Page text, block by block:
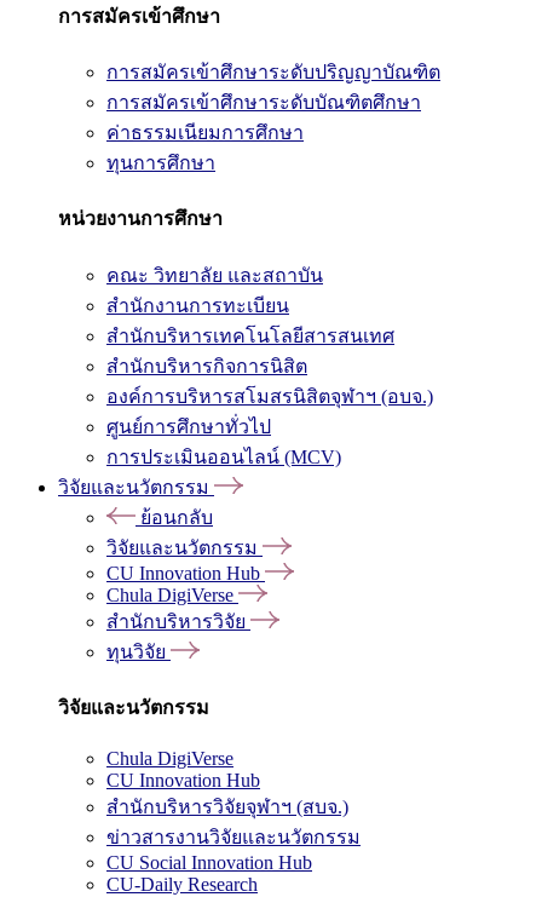
การสมัครเข้าศึกษา
การสมัครเข้าศึกษาระดับปริญญาบัณฑิต
การสมัครเข้าศึกษาระดับบัณฑิตศึกษา
ค่าธรรมเนียมการศึกษา
ทุนการศึกษา
หน่วยงานการศึกษา
คณะ วิทยาลัย และสถาบัน
สำนักงานการทะเบียน
สำนักบริหารเทคโนโลยีสารสนเทศ
สำนักบริหารกิจการนิสิต
องค์การบริหารสโมสรนิสิตจุฬาฯ (อบจ.)
ศูนย์การศึกษาทั่วไป
การประเมินออนไลน์ (MCV)
วิจัยและนวัตกรรม
ย้อนกลับ
วิจัยและนวัตกรรม
CU Innovation Hub
Chula DigiVerse
สำนักบริหารวิจัย
ทุนวิจัย
วิจัยและนวัตกรรม
Chula DigiVerse
CU Innovation Hub
สำนักบริหารวิจัยจุฬาฯ (สบจ.)
ข่าวสารงานวิจัยและนวัตกรรม
CU Social Innovation Hub
CU-Daily Research